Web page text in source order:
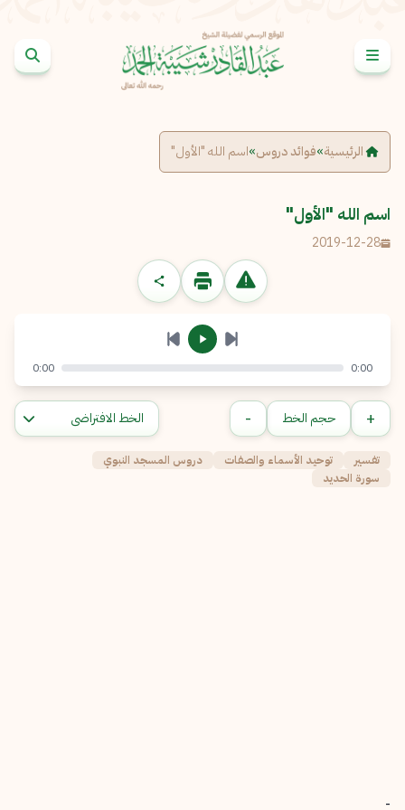
الرئيسية»فوائد دروس»اسم الله "الأول"
اسم الله "الأول"
2019-12-28
الإبلاغ عن مشكلة
الرسالة
إرسال إلغاء
0:00
0:00
+ حجم الخط -
تفسير توحيد الأسماء والصفات
دروس المسجد النبوي
سورة الحديد
-